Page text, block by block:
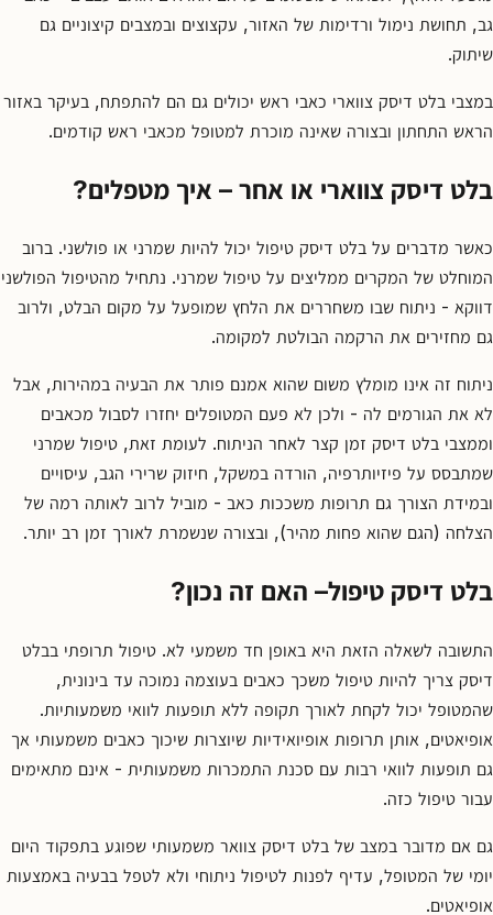
גב, תחושת נימול ורדימות של האזור, עקצוצים ובמצבים קיצוניים גם
שיתוק.
במצבי בלט דיסק צווארי כאבי ראש יכולים גם הם להתפתח, בעיקר באזור
הראש התחתון ובצורה שאינה מוכרת למטופל מכאבי ראש קודמים.
בלט דיסק צווארי או אחר – איך מטפלים?
כאשר מדברים על בלט דיסק טיפול יכול להיות שמרני או פולשני. ברוב
המוחלט של המקרים ממליצים על טיפול שמרני. נתחיל מהטיפול הפולשני
דווקא - ניתוח שבו משחררים את הלחץ שמופעל על מקום הבלט, ולרוב
גם מחזירים את הרקמה הבולטת למקומה.
ניתוח זה אינו מומלץ משום שהוא אמנם פותר את הבעיה במהירות, אבל
לא את הגורמים לה - ולכן לא פעם המטופלים יחזרו לסבול מכאבים
וממצבי בלט דיסק זמן קצר לאחר הניתוח. לעומת זאת, טיפול שמרני
שמתבסס על פיזיותרפיה, הורדה במשקל, חיזוק שרירי הגב, עיסויים
ובמידת הצורך גם תרופות משככות כאב - מוביל לרוב לאותה רמה של
הצלחה (הגם שהוא פחות מהיר), ובצורה שנשמרת לאורך זמן רב יותר.
בלט דיסק טיפול– האם זה נכון?
התשובה לשאלה הזאת היא באופן חד משמעי לא. טיפול תרופתי בבלט
דיסק צריך להיות טיפול משכך כאבים בעוצמה נמוכה עד בינונית,
שהמטופל יכול לקחת לאורך תקופה ללא תופעות לוואי משמעותיות.
אופיאטים, אותן תרופות אופיואידיות שיוצרות שיכוך כאבים משמעותי אך
גם תופעות לוואי רבות עם סכנת התמכרות משמעותית - אינם מתאימים
עבור טיפול כזה.
גם אם מדובר במצב של בלט דיסק צוואר משמעותי שפוגע בתפקוד היום
יומי של המטופל, עדיף לפנות לטיפול ניתוחי ולא לטפל בבעיה באמצעות
אופיאטים.